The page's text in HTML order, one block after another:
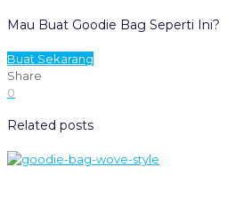
Mau Buat Goodie Bag Seperti Ini?
Buat Sekarang
Share
0
Related posts